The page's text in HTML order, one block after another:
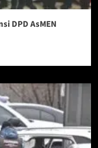
DPD AsMEN